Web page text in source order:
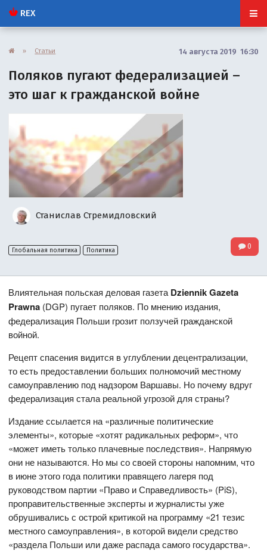
REX
» Статьи 14 августа 2019 16:30
Поляков пугают федерализацией –
это шаг к гражданской войне
Станислав Стремидловский
Глобальная политика Политика 0
Влиятельная польская деловая газетаDziennik Gazeta
Prawna (DGP) пугает поляков. По мнению издания,
федерализация Польши грозит ползучей гражданской
войной.
Рецепт спасения видится в углублении децентрализации,
то есть предоставлении больших полномочий местному
самоуправлению под надзором Варшавы. Но почему вдруг
федерализация стала реальной угрозой для страны?
Издание ссылается на «различные политические
элементы», которые «хотят радикальных реформ», что
«может иметь только плачевные последствия». Напрямую
они не называются. Но мы со своей стороны напомним, что
в июне этого года политики правящего лагеря под
руководством партии «Право и Справедливость» (PiS),
проправительственные эксперты и журналисты уже
обрушивались с острой критикой на программу «21 тезис
местного самоуправления», в которой видели средство
«раздела Польши или даже распада самого государства».